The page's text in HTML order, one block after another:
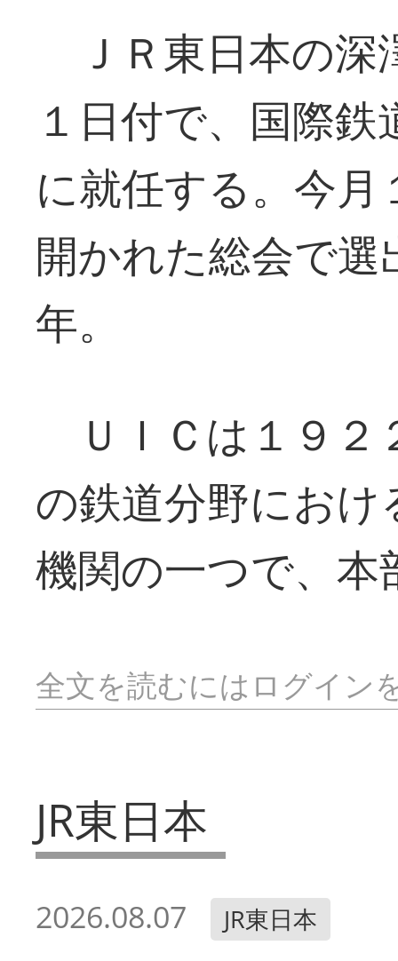
ＪＲ東日本の深
１日付で、国際
に就任する。今
開かれた総会で
年。
ＵＩＣは１９２
の鉄道分野にお
機関の一つで、
全文を読むにはログイン
JR東日本
2026.08.07 JR東日本